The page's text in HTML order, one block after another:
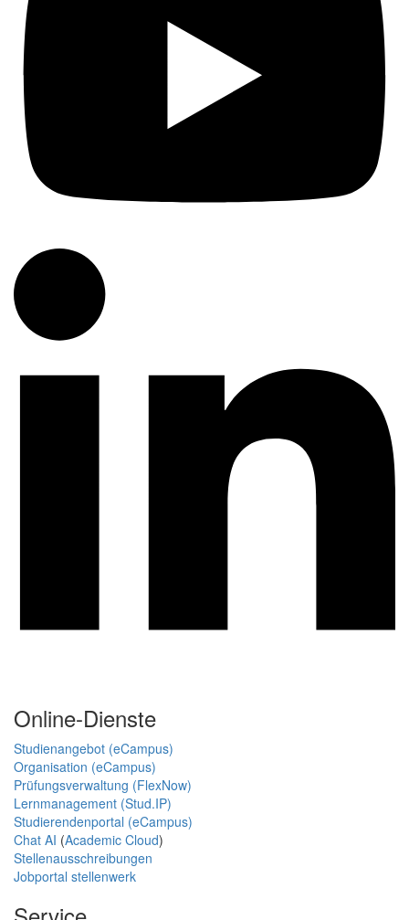
Online-Dienste
Studienangebot (eCampus)
Organisation (eCampus)
Prüfungsverwaltung (FlexNow)
Lernmanagement (Stud.IP)
Studierendenportal (eCampus)
Chat AI (Academic Cloud)
Stellenausschreibungen
Jobportal stellenwerk